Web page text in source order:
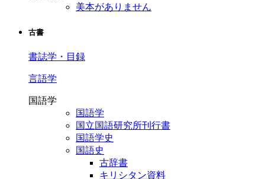
美本がありません
古書
書誌学・目録
言語学
国語学
国語学
国立国語研究所刊行書
国語学史
国語史
古辞書
キリシタン資料